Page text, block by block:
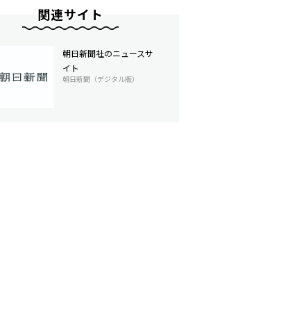
関連サイト
朝日新聞社のニュースサ
イト
朝日新聞（デジタル版）